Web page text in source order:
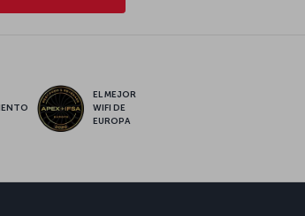
EL MEJOR
WIFI DE
EUROPA